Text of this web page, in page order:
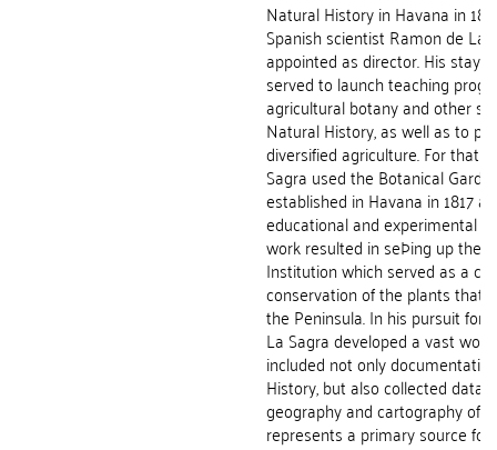
Natural History in Havana in
Spanish scientist Ramon de La
appointed as director. His stay
served to launch teaching
agricultural botany and other
Natural History, as well as to
diversified agriculture. For that
Sagra used the Botanical
established in Havana in 1817
educational and experimental
work resulted in seÞing up the
Institution which served as a
conservation of the plants that
the Peninsula. In his pursuit for
La Sagra developed a vast
included not only
History, but also collected data
geography and cartography of
represents a primary source for